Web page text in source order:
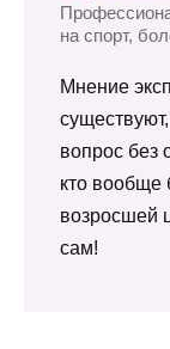
на спорт,
Мнение
вопрос без
кто вообще
возросшей
сам!